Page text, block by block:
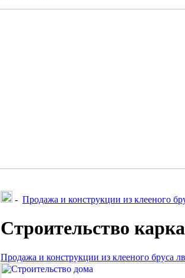
- Продажа и конструкции из клееного
Строительство
Продажа и конструкции из клееного бруса